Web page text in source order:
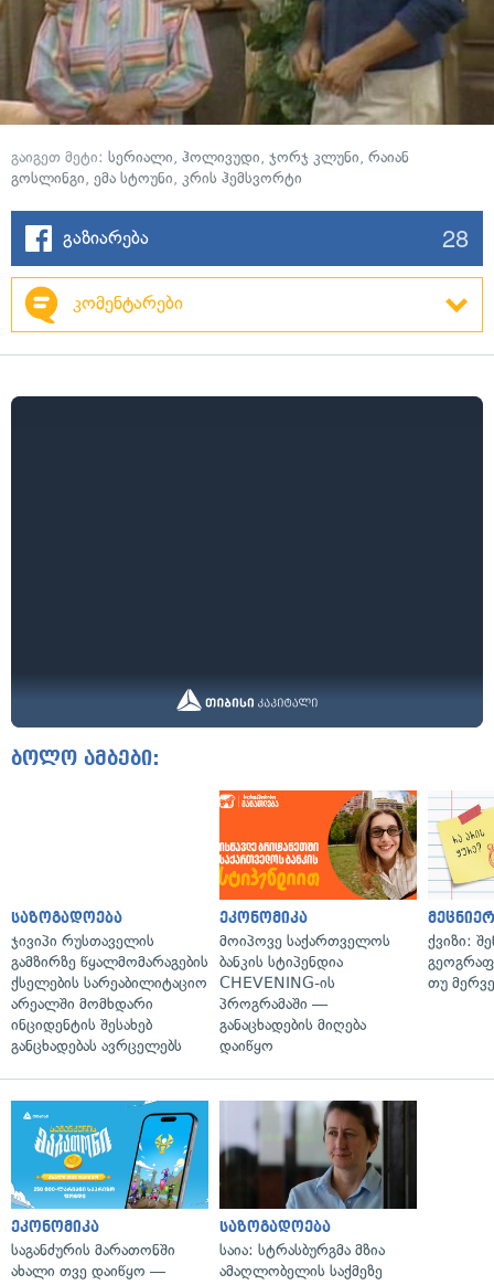
გაიგეთ მეტი: სერიალი, ჰოლივუდი, ჯორჯ კლუნი, რაიან
გოსლინგი, ემა სტოუნი, კრის ჰემსვორტი
გაზიარება 28
კომენტარები
ბოლო ამბები:
საზოგადოება
ჯივიპი რუსთაველის
გამზირზე წყალმომარაგების
ქსელების სარეაბილიტაციო
არეალში მომხდარი
ინციდენტის შესახებ
განცხადებას ავრცელებს
ეკონომიკა
მოიპოვე საქართველოს
ბანკის სტიპენდია
CHEVENING-ის
პროგრამაში —
განაცხადების მიღება
დაიწყო
ქვიზი:
თუ
ეკონომიკა
საგანძურის მარათონში
ახალი თვე დაიწყო —
საზოგადოება
საია: სტრასბურგმა მზია
ამაღლობელის საქმეზე